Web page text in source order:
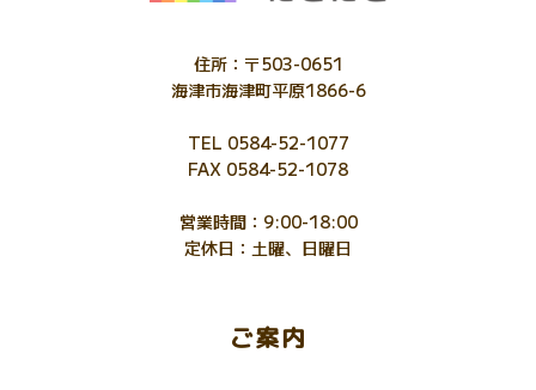
住所：〒503-0651
海津市海津町平原1866-6
TEL 0584-52-1077
FAX 0584-52-1078
営業時間：9:00-18:00
定休日：土曜、日曜日
ご案内